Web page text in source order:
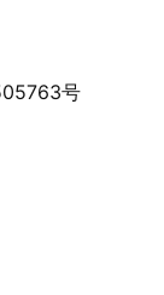
号